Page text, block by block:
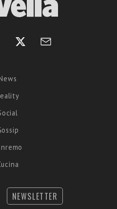
NEWSLETTER